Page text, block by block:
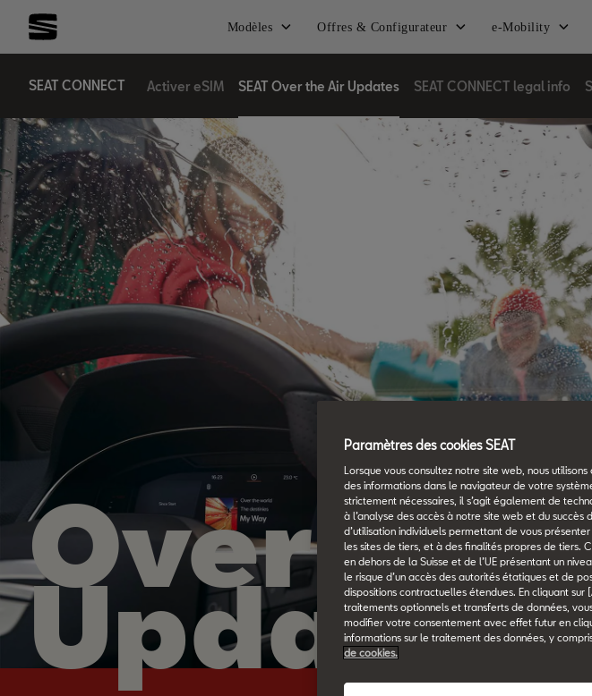
Modèles Offres & Configurateur e-Mobility
SEAT CONNECT Activer eSIM SEAT Over the Air Updates SEAT CONNECT legal info
Over-
Updates
Paramètres des cookies SEAT
Lorsque vous consultez notre site web, nous
des informations dans le navigateur de votre
strictement nécessaires, il s’agit également de
à l’analyse des accès à notre site web et du
d’utilisation individuels permettant de vous
les sites de tiers, et à des finalités propres de tiers.
en dehors de la Suisse et de l’UE présentant un
le risque d’un accès des autorités étatiques et de
dispositions contractuelles étendues. En cliquant
traitements optionnels et transferts de données,
modifier votre consentement avec effet futur en
informations sur le traitement des données, y
de cookies.